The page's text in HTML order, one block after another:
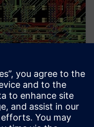
ェース: 最
ものとしている要